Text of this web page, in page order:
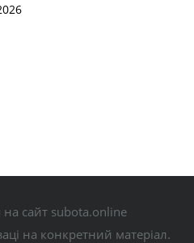
сайт subota.online
на конкретний матеріал.